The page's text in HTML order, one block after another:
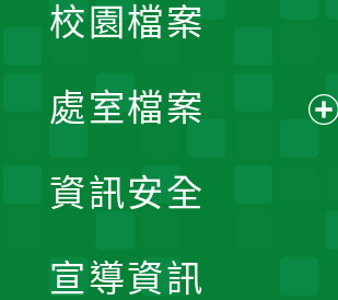
單
校園檔案
處室檔案
資訊安全
宣導資訊